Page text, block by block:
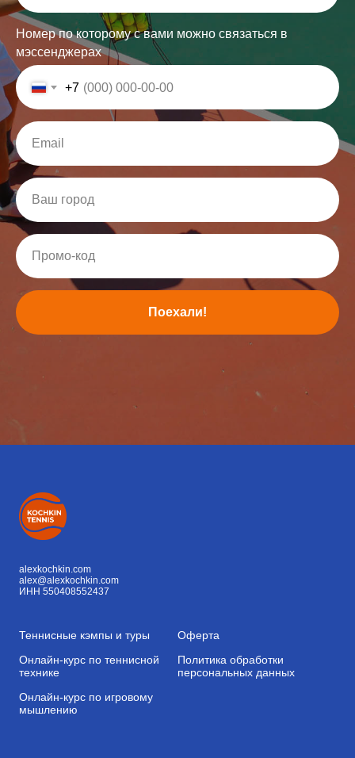
Номер по которому с вами можно связаться в
мэссенджерах
+7
Поехали!
alexkochkin.com
alex@alexkochkin.com
ИНН 550408552437
Теннисные кэмпы и туры
Онлайн-курс по теннисной
технике
Онлайн-курс по игровому
мышлению
Оферта
Политика обработки
персональных данных